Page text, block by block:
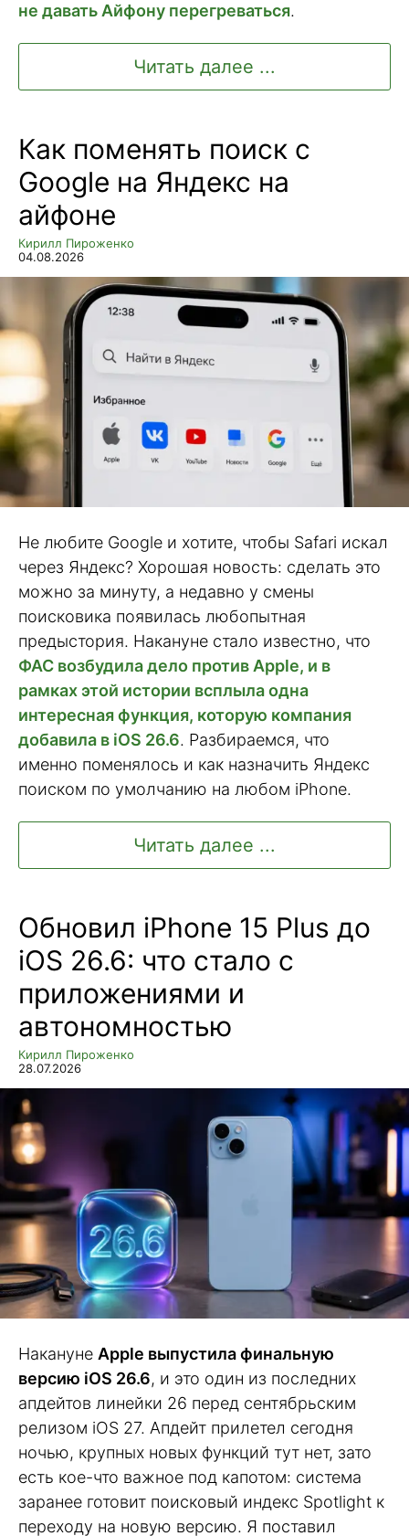
не давать Айфону перегреваться.
Читать далее ...
Как поменять поиск с
Google на Яндекс на
айфоне
Кирилл Пироженко
04.08.2026
Не любите Google и хотите, чтобы Safari искал
через Яндекс? Хорошая новость: сделать это
можно за минуту, а недавно у смены
поисковика появилась любопытная
предыстория. Накануне стало известно, что
ФАС возбудила дело против Apple, и в
рамках этой истории всплыла одна
интересная функция, которую компания
добавила в iOS 26.6. Разбираемся, что
именно поменялось и как назначить Яндекс
поиском по умолчанию на любом iPhone.
Читать далее ...
Обновил iPhone 15 Plus до
iOS 26.6: что стало с
приложениями и
автономностью
Кирилл Пироженко
28.07.2026
Накануне Apple выпустила финальную
версию iOS 26.6, и это один из последних
апдейтов линейки 26 перед сентябрьским
релизом iOS 27. Апдейт прилетел сегодня
ночью, крупных новых функций тут нет, зато
есть кое-что важное под капотом: система
заранее готовит поисковый индекс Spotlight к
переходу на новую версию. Я поставил